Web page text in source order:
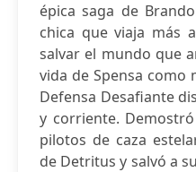
épica saga de
chica que viaja más
salvar el mundo que
vida de Spensa como
Defensa Desafiante
y corriente.
pilotos de caza
de Detritus y salvó a